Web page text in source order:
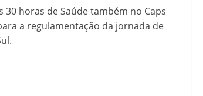
horas de Saúde também no Caps
a regulamentação da jornada de